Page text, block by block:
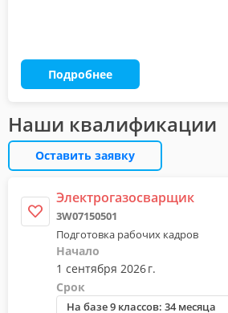
Подробнее
Наши квалификации
Оставить заявку
Электрогазосварщик
3W07150501
Подготовка рабочих кадров
Начало
1 сентября 2026 г.
Срок
На базе 9 классов: 34 месяца